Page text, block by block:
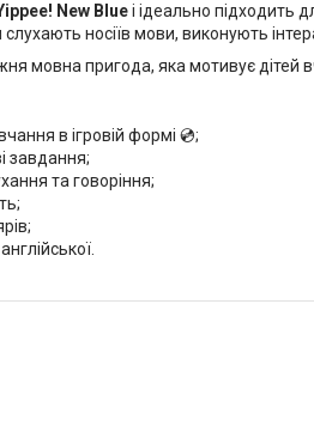
New Blueі ідеально підходить
носіїв мови, виконують
мовна пригода, яка мотивує дітей
в ігровій формі 💿;
завдання;
та говоріння;